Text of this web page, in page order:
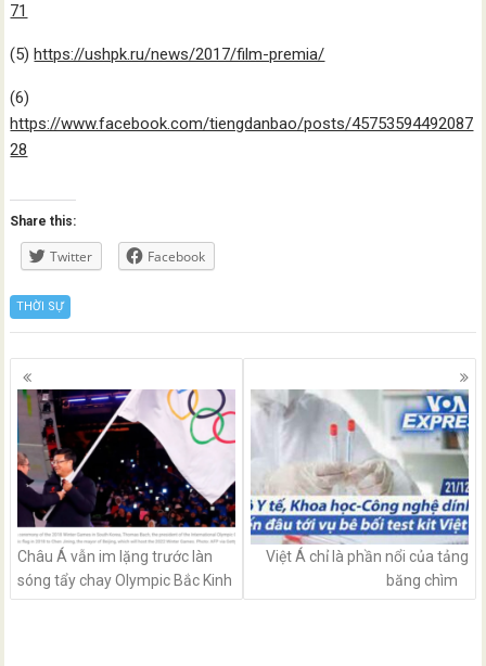
71
(5)https://ushpk.ru/news/2017/film-premia/
(6)
https://www.facebook.com/tiengdanbao/posts/45753594492087
28
Share this:
Twitter Facebook
THỜI SỰ
Posts
navigation
Châu Á vẫn im lặng trước làn
sóng tẩy chay Olympic Bắc Kinh
Việt Á chỉ là phần nổi của tảng
băng chìm